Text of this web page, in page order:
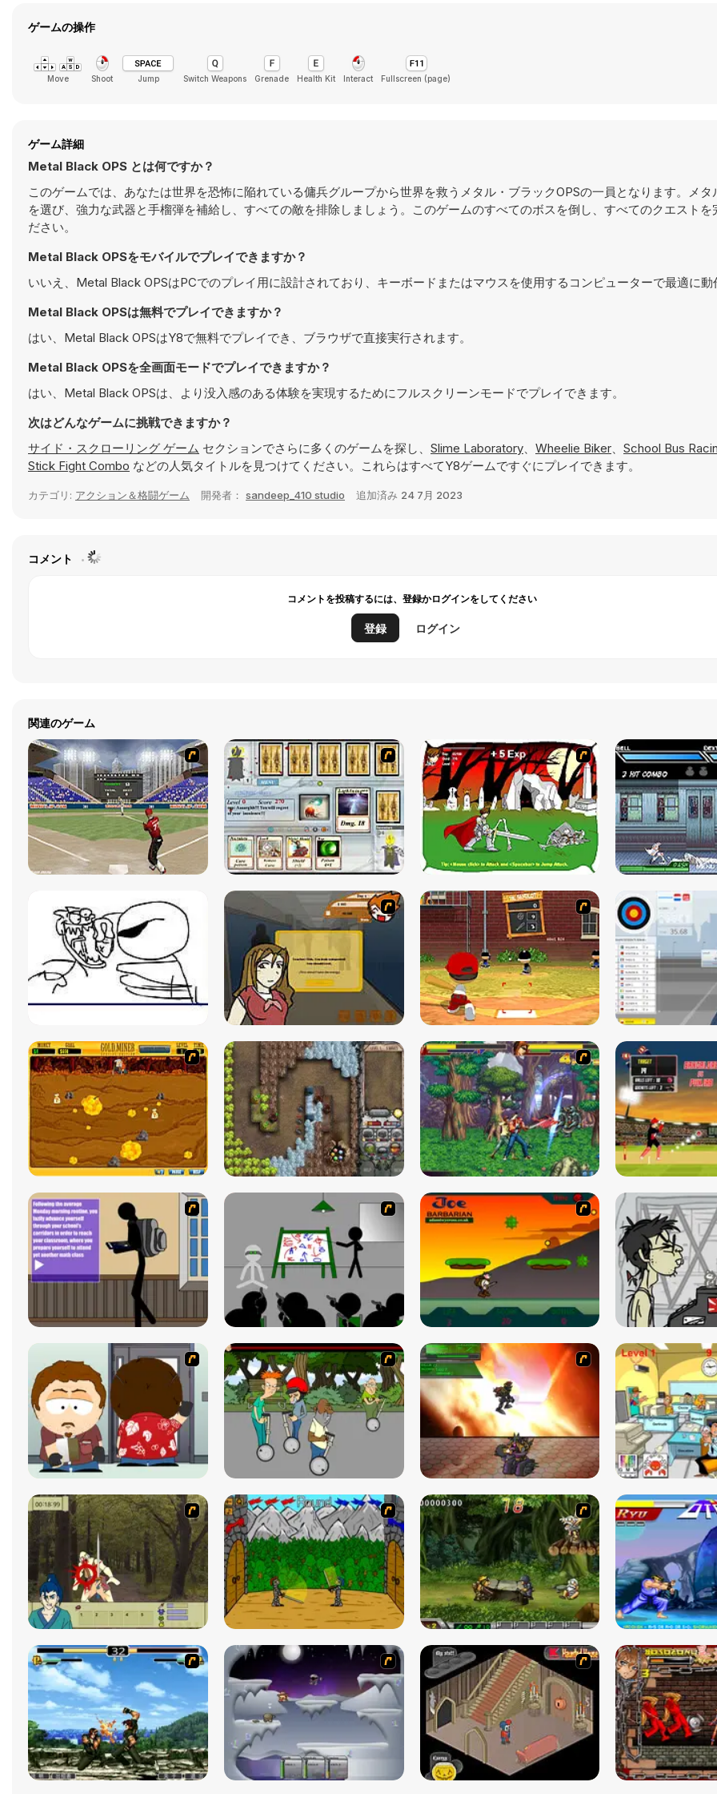
ゲームの操作
Move Shoot Jump Switch Weapons Grenade Health Kit Interact Fullscreen (page)
ゲーム詳細
Metal Black OPS とは何ですか？
このゲームでは、あなたは世界を恐怖に陥れている傭兵グループから世界を救うメタル・ブラックOPSの一員となります。メタ
を選び、強力な武器と手榴弾を補給し、すべての敵を排除しましょう。このゲームのすべてのボスを倒し、すべてのクエストを
ださい。
Metal Black OPSをモバイルでプレイできますか？
いいえ、Metal Black OPSはPCでのプレイ用に設計されており、キーボードまたはマウスを使用するコンピューターで最適に動
Metal Black OPSは無料でプレイできますか？
はい、Metal Black OPSはY8で無料でプレイでき、ブラウザで直接実行されます。
Metal Black OPSを全画面モードでプレイできますか？
はい、Metal Black OPSは、より没入感のある体験を実現するためにフルスクリーンモードでプレイできます。
次はどんなゲームに挑戦できますか？
サイド・スクローリング ゲーム セクションでさらに多くのゲームを探し、 Slime Laboratory、 Wheelie Biker、 School Bus
Stick Fight Combo などの人気タイトルを見つけてください。これらはすべてY8ゲームですぐにプレイできます。
カテゴリ: アクション＆格闘ゲーム 開発者： sandeep_410 studio 追加済み 24 7月 2023
コメント
コメントを投稿するには、登録かログインをしてください
登録 ログイン
関連のゲーム